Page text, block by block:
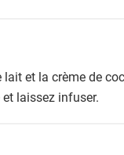
lait et la crème de
laissez infuser.